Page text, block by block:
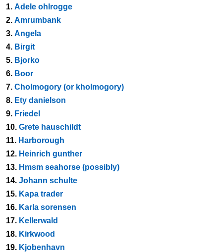
1. Adele ohlrogge
2. Amrumbank
3. Angela
4. Birgit
5. Bjorko
6. Boor
7. Cholmogory (or kholmogory)
8. Ety danielson
9. Friedel
10. Grete hauschildt
11. Harborough
12. Heinrich gunther
13. Hmsm seahorse (possibly)
14. Johann schulte
15. Kapa trader
16. Karla sorensen
17. Kellerwald
18. Kirkwood
19. Kjobenhavn